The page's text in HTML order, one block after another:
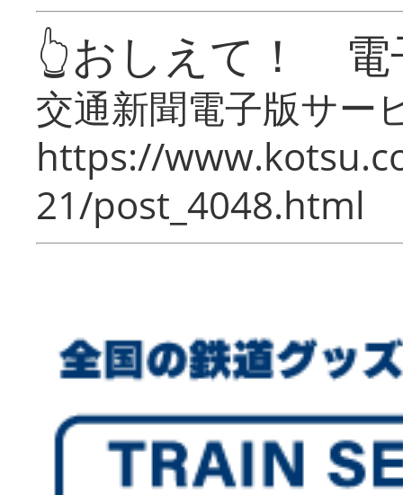
👆おしえて！ 電
交通新聞電子版サー
https://
21/post_4048.html